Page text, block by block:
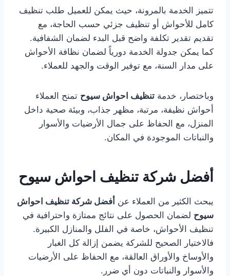
تتميز الخدمة بالمرونة، حيث يمكن للعميل طلب تنظيف
كامل للأحواش أو تنظيف جزئي حسب الحاجة، مع
تقديم تقدير تكلفة واضح قبل البدء لضمان الشفافية.
كما يمكن جدولة الخدمة دورياً لضمان نظافة الأحواش
على مدار السنة، مع توفير الوقت والجهد للعملاء.
وباختصار، خدمة تنظيف احواش سيوح تمنح العملاء
أحواش نظيفة، مرتبة، مظهر جذاب، وبيئة صحية داخل
المنزل، مع الحفاظ على جمال الأرضيات والأسوار
والنباتات الموجودة في المكان.
أفضل شركة تنظيف احواش سيوح
يبحث الكثير من العملاء عن أفضل شركة تنظيف احواش
سيوح لضمان الحصول على نتائج ممتازة واحترافية في
تنظيف الأحواش، خاصة في الفلل والمنازل الكبيرة.
فالاختيار الصحيح للشركة يضمن إزالة كل الغبار
والأوساخ والأوراق العالقة، مع الحفاظ على الأرضيات
والأسوار والنباتات دون أي ضرر.